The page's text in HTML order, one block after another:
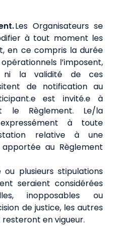
Les Organisateurs se
à tout moment les
en ce compris la durée
l’imposent,
ni la validité de ces
de notification au
est invité.e à
le Règlement. Le/la
à toute
relative à une
au Règlement
plusieurs stipulations
seraient considérées
inopposables ou
de justice, les autres
en vigueur.